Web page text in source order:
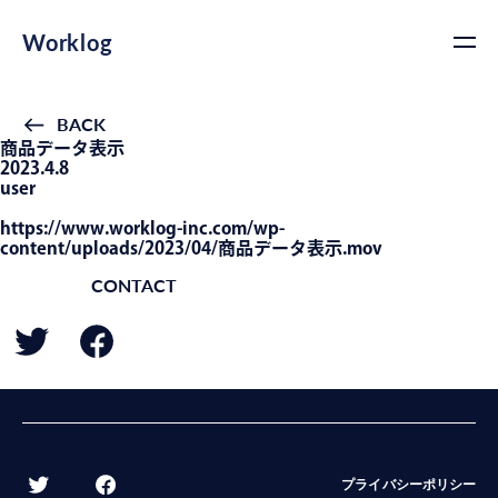
Worklog
BACK
商品データ表示
2023.4.8
user
https://www.worklog-inc.com/wp-
content/uploads/2023/04/商品データ表示.mov
CONTACT
プライバシーポリシー